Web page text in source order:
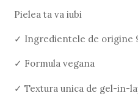
Pielea ta va iubi
✓ Ingredientele de origine
✓ Formula vegana
✓ Textura unica de gel-in-